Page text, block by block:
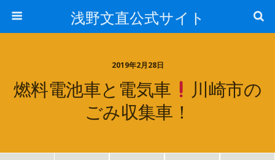
浅野文直公式サイト
2019年2月28日
燃料電池車と電気車
川崎市の
ごみ収集車！